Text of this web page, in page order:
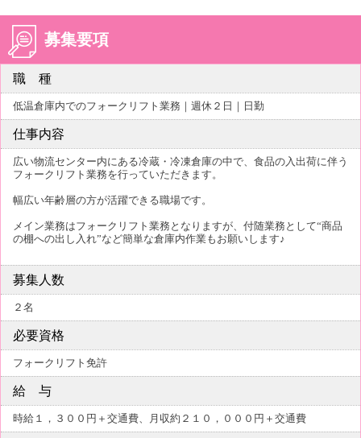
募集要項
職 種
低温倉庫内でのフォークリフト業務｜週休２日｜日勤
仕事内容
広い物流センター内にある冷蔵・冷凍倉庫の中で、食品の入出荷に伴う
フォークリフト業務を行っていただきます。
幅広い年齢層の方が活躍できる職場です。
メイン業務はフォークリフト業務となりますが、付随業務として“商品
の棚への出し入れ”など簡単な倉庫内作業もお願いします♪
募集人数
２名
必要資格
フォークリフト免許
給 与
時給１，３００円＋交通費、月収約２１０，０００円＋交通費